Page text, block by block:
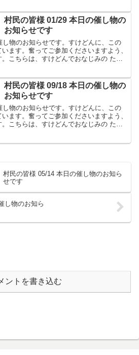
村民の皆様 01/29 本日の催し物の
お知らせです
物のお知らせです。すけどんに、この
ます。奮ってご参加くださいますよう、
こちらは、すけどんでおなじみの たま
村民の皆様 09/18 本日の催し物の
お知らせです
物のお知らせです。すけどんに、この
ます。奮ってご参加くださいますよう、
こちらは、すけどんでおなじみの たま
村民の皆様 05/14 本日の催し物のお知ら
せです
し物のお知ら
ントを書き込む